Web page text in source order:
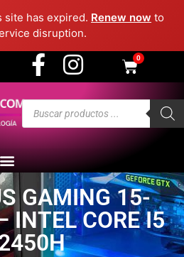
site has expired. Renew now to
disruption.
0
GAMING 15-
INTEL CORE I5